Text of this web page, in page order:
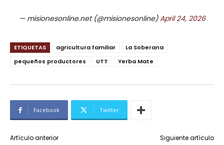
— misionesonline.net (@misionesonline)April 24, 2026
ETIQUETAS agricultura familiar
La Soberana
pequeños productores
UTT Yerba Mate
Facebook Twitter
Artículo anterior Siguiente artículo